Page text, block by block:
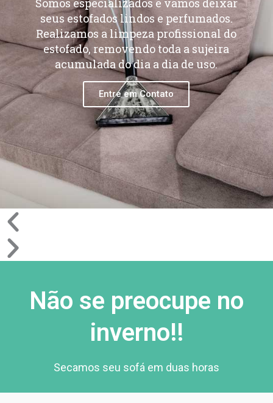
seus estofados lindos e perfumados.
Realizamos a limpeza profissional do
estofado, removendo toda a sujeira
acumulada do dia a dia de uso.
Entre em Contato
Não se preocupe no
inverno!!
Secamos seu sofá em duas horas